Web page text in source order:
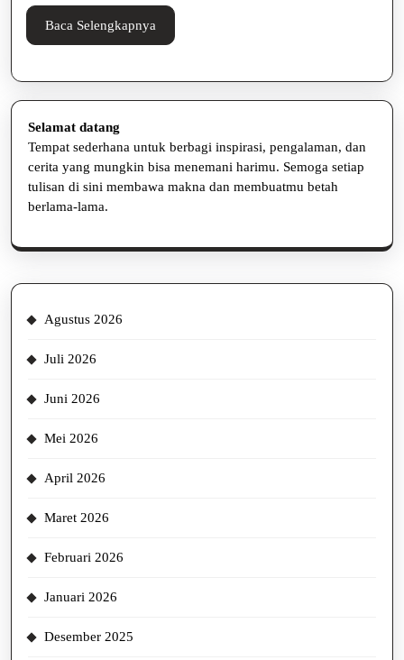
Baca Selengkapnya
Selengkapnya
Selamat datang
Tempat sederhana untuk berbagi inspirasi, pengalaman, dan
cerita yang mungkin bisa menemani harimu. Semoga setiap
tulisan di sini membawa makna dan membuatmu betah
berlama-lama.
Agustus 2026
Juli 2026
Juni 2026
Mei 2026
April 2026
Maret 2026
Februari 2026
Januari 2026
Desember 2025